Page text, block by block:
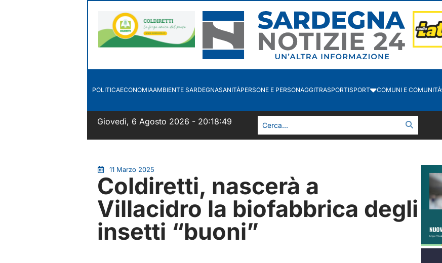
POLITICAECONOMIAAMBIENTE SARDEGNASANITÀPERSONE E PERSONAGGITRASPORTISPORT COMUNI E COMUNITÀ
Giovedì, 6 Agosto 2026 - 20:18:50
11 Marzo 2025
Coldiretti, nascerà a
Villacidro la biofabbrica degli
insetti “buoni”